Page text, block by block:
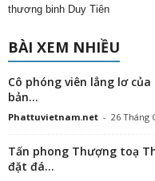
thương binh Duy Tiên
BÀI XEM NHIỀU
Cô phóng viên lẳng lơ
bản...
Phattuvietnam.net - 26 Tháng
Tấn phong Thượng toạ
đặt đá...